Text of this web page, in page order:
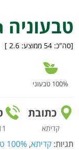
טבעוניה Tivonia
[סה"כ: 54 ממוצע: 2.6
]
100% טבעוני
כתובת
קדיתא
תגיות: קדיתא, 100% טבעוני